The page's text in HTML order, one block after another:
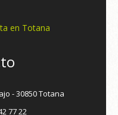
en Totana
- 30850 Totana
77 22